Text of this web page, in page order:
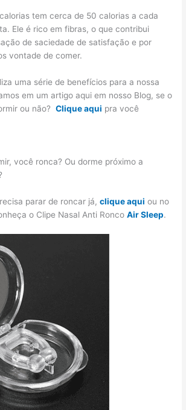
tem cerca de 50 calorias a cada
Ele é rico em fibras, o que contribui
de saciedade de satisfação e por
vontade de comer.
uma série de benefícios para a nossa
em um artigo aqui em nosso Blog, se o
ou não?Clique aqui pra você
você ronca? Ou dorme próximo a
parar de roncar já,clique aqui ou no
o Clipe Nasal Anti RoncoAir Sleep.